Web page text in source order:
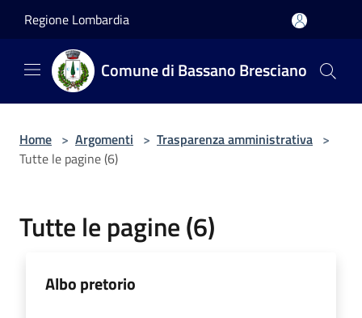
Regione Lombardia
Comune di Bassano Bresciano
Home > Argomenti > Trasparenza amministrativa >
Tutte le pagine (6)
Tutte le pagine (6)
Albo pretorio